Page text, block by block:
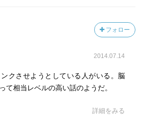
フォロー
2014.07.14
クさせようとしている人がいる。脳
て相当レベルの高い話のようだ。
詳細をみる